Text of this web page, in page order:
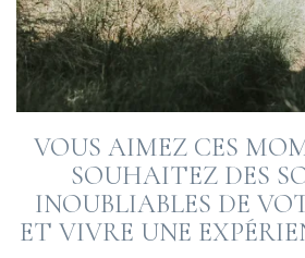
VOUS AIMEZ CES
SOUHAITEZ DES
INOUBLIABLES DE
ET VIVRE UNE